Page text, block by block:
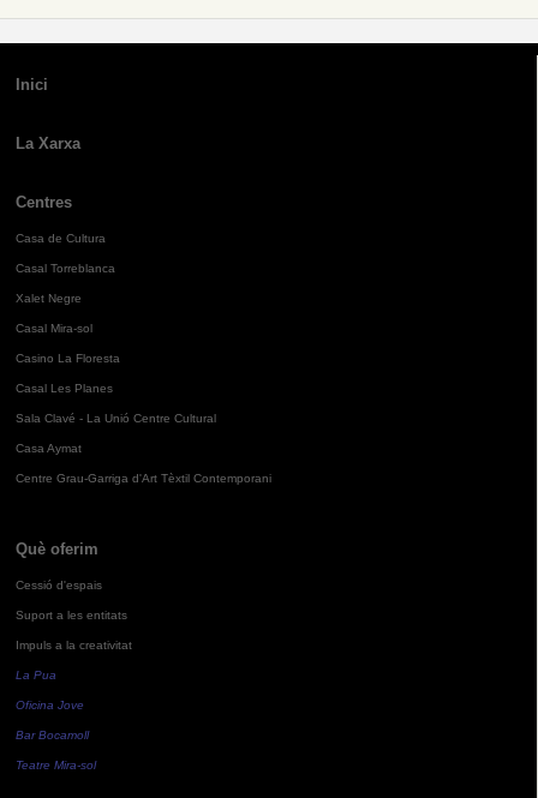
Inici
La Xarxa
Centres
Casa de Cultura
Casal Torreblanca
Xalet Negre
Casal Mira-sol
Casino La Floresta
Casal Les Planes
Sala Clavé - La Unió Centre Cultural
Casa Aymat
Centre Grau-Garriga d'Art Tèxtil Contemporani
Què oferim
Cessió d'espais
Suport a les entitats
Impuls a la creativitat
La Pua
Oficina Jove
Bar Bocamoll
Teatre Mira-sol